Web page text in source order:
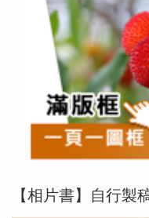
【相片書】自行製